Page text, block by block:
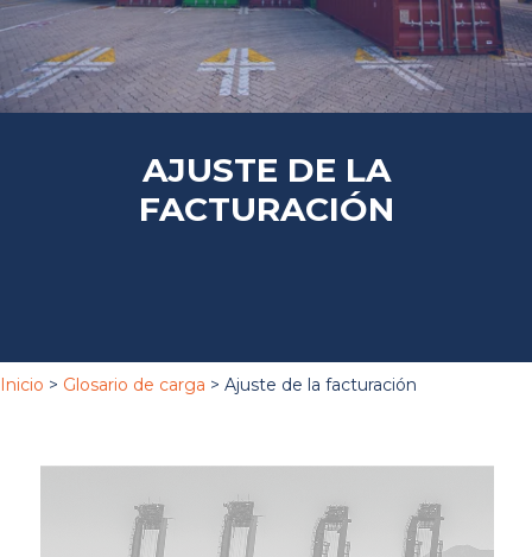
AJUSTE DE LA
FACTURACIÓN
Inicio > Glosario de carga > Ajuste de la facturación